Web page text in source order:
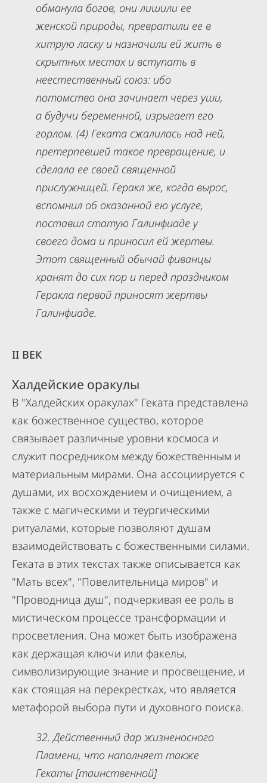
обманула богов, они лишили ее
женской природы, превратили ее в
хитрую ласку и назначили ей жить в
скрытных местах и вступать в
неестественный союз: ибо
потомство она зачинает через уши,
а будучи беременной, изрыгает его
горлом. (4) Геката сжалилась над ней,
претерпевшей такое превращение, и
сделала ее своей священной
прислужницей. Геракл же, когда вырос,
вспомнил об оказанной ею услуге,
поставил статую Галинфиаде у
своего дома и приносил ей жертвы.
Этот священный обычай фиванцы
хранят до сих пор и перед праздником
Геракла первой приносят жертвы
Галинфиаде.
II ВЕК
Халдейские оракулы
В "Халдейских оракулах" Геката представлена
как божественное существо, которое
связывает различные уровни космоса и
служит посредником между божественным и
материальным мирами. Она ассоциируется с
душами, их восхождением и очищением, а
также с магическими и теургическими
ритуалами, которые позволяют душам
взаимодействовать с божественными силами.
Геката в этих текстах также описывается как
"Мать всех", "Повелительница миров" и
"Проводница душ", подчеркивая ее роль в
мистическом процессе трансформации и
просветления. Она может быть изображена
как держащая ключи или факелы,
символизирующие знание и просвещение, и
как стоящая на перекрестках, что является
метафорой выбора пути и духовного поиска.
32. Действенный дар жизненосного
Пламени, что наполняет также
Гекаты [таинственной]